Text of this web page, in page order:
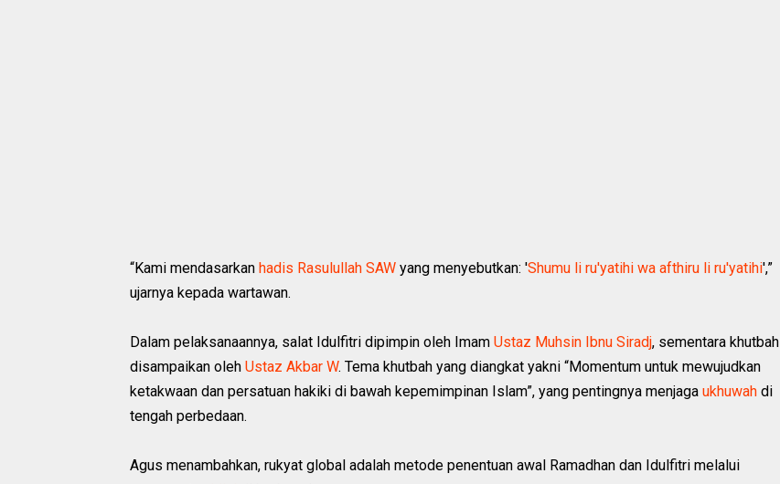
“Kami mendasarkan hadis Rasulullah SAW yang menyebutkan: 'Shumu li ru'yatihi wa afthiru li ru'yatihi',”
ujarnya kepada wartawan.
Dalam pelaksanaannya, salat Idulfitri dipimpin oleh Imam Ustaz Muhsin Ibnu Siradj, sementara khutbah
disampaikan oleh Ustaz Akbar W. Tema khutbah yang diangkat yakni “Momentum untuk mewujudkan
ketakwaan dan persatuan hakiki di bawah kepemimpinan Islam”, yang pentingnya menjaga ukhuwah di
tengah perbedaan.
Agus menambahkan, rukyat global adalah metode penentuan awal Ramadhan dan Idulfitri melalui